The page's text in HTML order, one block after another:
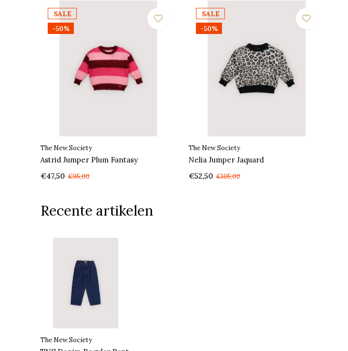
SALE
-50%
The New Society
Astrid Jumper Plum Fantasy
€47,50 €95,00
SALE
-50%
The New Society
Nelia Jumper Jaquard
€52,50 €105,00
Recente artikelen
The New Society